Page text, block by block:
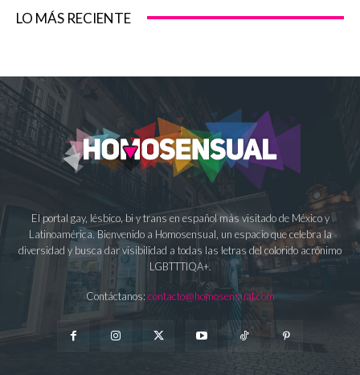
LO MÁS RECIENTE
El portal gay, lésbico, bi y trans en español más visitado de México y
Latinoamérica. Bienvenido a Homosensual, un espacio que celebra la
diversidad y busca dar visibilidad a todas las letras del colorido acrónimo
LGBTTTIQA+.
Contáctanos: contacto@homosensual.com